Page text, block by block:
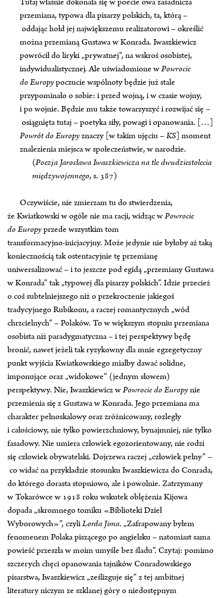
przemiana, typowa dla pisarzy polskich, ta, którą –
oddając hołd jej największemu realizatorowi – określić
można przemianą Gustawa w Konrada. Iwaszkiewicz
powrócił do liryki „prywatnej”, na wskroś osobistej,
indywidualistycznej. Ale uświadomione wPowrocie
do Europypoczucie wspólnoty będzie już stale
przypominało o sobie: i przed wojną, i w czasie wojny,
i po wojnie. Będzie mu także towarzyszyć i rozwijać się –
osiągnięta tutaj – poetyka siły, powagi i opanowania. […]
Powrót do Europyznaczy [w takim ujęciu –KS] moment
znalezienia miejsca w społeczeństwie, w narodzie.
(Poezja Jarosława Iwaszkiewicza na tle dwudziestolecia
międzywojennego, s. 387)
Oczywiście, nie zmierzam tu do stwierdzenia,
że Kwiatkowski w ogóle nie ma racji, widząc wPowrocie
do Europyprzede wszystkim tom
transformacyjno‑inicjacyjny. Może jedynie nie byłoby aż taką
koniecznością tak ostentacyjnie tę przemianę
uniwersalizować – i to jeszcze pod egidą „przemiany Gustawa
w Konrada” tak „typowej dla pisarzy polskich”. Idzie przecież
o coś subtelniejszego niż o przekroczenie jakiegoś
tradycyjnego Rubikonu, a raczej romantycznych „wód
chrzcielnych” – Polaków. To w większym stopniu przemiana
osobista niż paradygmatyczna – i tej perspektywy będę
bronić, nawet jeżeli tak ryzykowny dla mnie egzegetyczny
punkt wyjścia Kwiatkowskiego miałby dawać solidne,
imponujące oraz „widokowe” (jednym słowem)
perspektywy. Nie, Iwaszkiewicz wPowrocie do Europynie
przemienia się z Gustawa w Konrada. Jego przemiana ma
charakter pełnoskalowy oraz zróżnicowany, rozległy
i całościowy, nie tylko powierzchniowy, bynajmniej, nie tylko
fasadowy. Nie umiera człowiek egozorientowany, nie rodzi
się człowiek obywatelski. Dojrzewa raczej „człowiek pełny” –
co widać na przykładzie stosunku Iwaszkiewicza do Conrada,
do którego dorasta stopniowo, ale i powolnie. Zatrzymany
w Tokarówce w 1918 roku wskutek oblężenia Kijowa
dopada „skromnego tomiku «Biblioteki Dzieł
Wyborowych»”, czyliLorda Jima. „Zafrapowany byłem
fenomenem Polaka piszącego po angielsku – natomiast sama
powieść przeszła w moim umyśle bez śladu”. Czytaj: pomimo
szczerych chęci opanowania tajników Conradowskiego
pisarstwa, Iwaszkiewicz „ześlizguje się” z tej ambitnej
literatury niczym ze szklanej góry o niedostępnym